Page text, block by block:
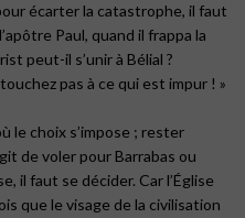
écarter la catastrophe, il faut
Paul, quand il frappa la
peut-il s’unir à Bélial ?
pas à ce qui est impur ! »
le choix s’impose ; rester
de voler pour Barrabas ou
il faut se décider. Car l’Église
que le visage de la civilisation